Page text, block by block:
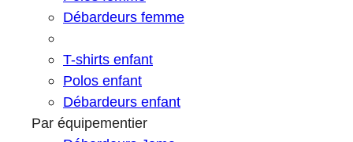
Débardeurs femme
T-shirts enfant
Polos enfant
Débardeurs enfant
Par équipementier